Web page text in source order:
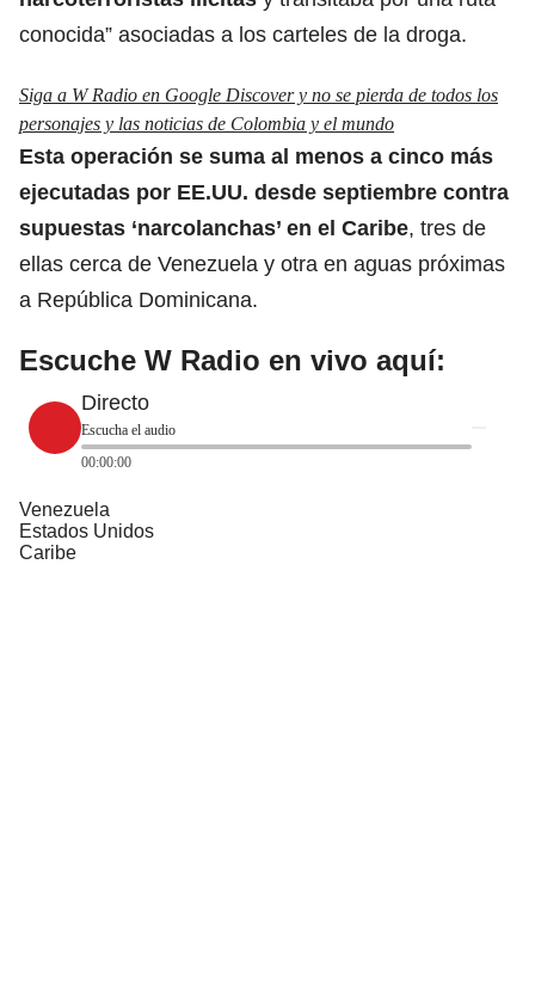
conocida” asociadas a los carteles de la droga.
Siga a W Radio en Google Discover y no se pierda de todos los
personajes y las noticias de Colombia y el mundo
Esta operación se suma al menos a cinco más
ejecutadas por EE.UU. desde septiembre contra
supuestas ‘narcolanchas’ en el Caribe, tres de
ellas cerca de Venezuela y otra en aguas próximas
a República Dominicana.
Escuche W Radio en vivo aquí:
Directo
Escucha el audio
00:00:00
Venezuela
Estados Unidos
Caribe